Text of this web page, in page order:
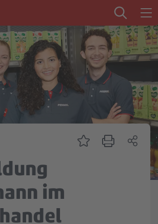
Startseite
als Arbeitgeber
Ausbildung
Markt
Zentrale & Vertrieb
Kandidat:innenprofil
im